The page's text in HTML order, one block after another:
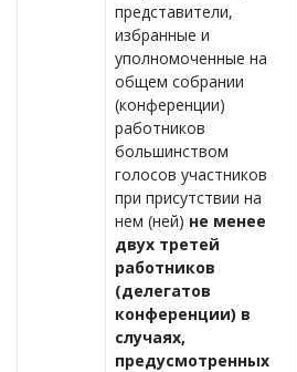
представители,
избранные и
уполномоченные на
общем собрании
(конференции)
работников
большинством
голосов участников
при присутствии на
нем (ней) не менее
двух третей
работников
(делегатов
конференции) в
случаях,
предусмотренных